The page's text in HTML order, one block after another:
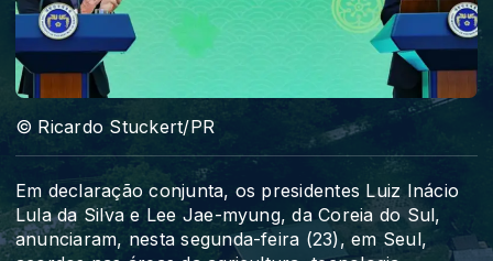
© Ricardo Stuckert/PR
Em declaração conjunta, os presidentes Luiz Inácio
Lula da Silva e Lee Jae-myung, da Coreia do Sul,
anunciaram, nesta segunda-feira (23), em Seul,